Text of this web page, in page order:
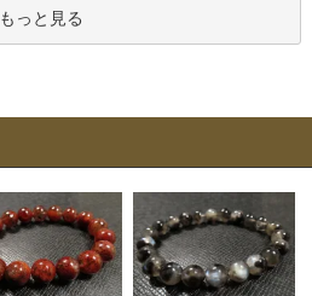
もっと見る